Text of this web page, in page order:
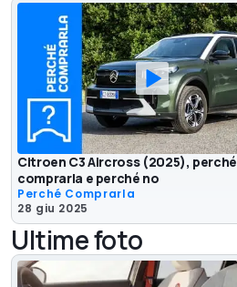
Citroen C3 Aircross (2025), perché
comprarla e perché no
Perché Comprarla
28 giu 2025
Ultime foto